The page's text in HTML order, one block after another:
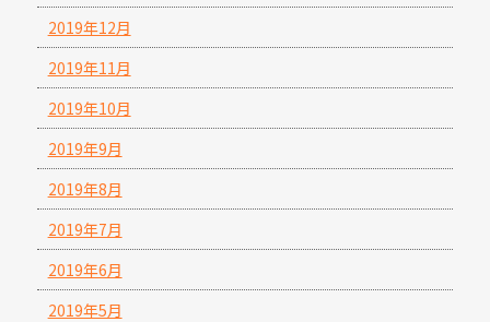
2019年12月
2019年11月
2019年10月
2019年9月
2019年8月
2019年7月
2019年6月
2019年5月